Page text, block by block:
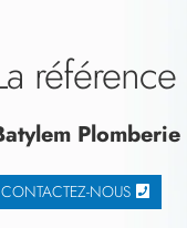
Plomberie
CONTACTEZ-NOUS